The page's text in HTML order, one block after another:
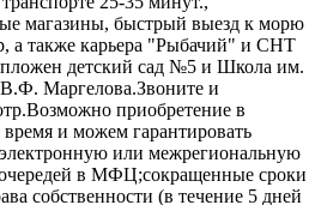
магазины, быстрый выезд к морю
а также карьера "Рыбачий" и СНТ
детский сад №5 и Школа им.
Маргелова.Звоните и
приобретение в
и можем гарантировать
или межрегиональную
в МФЦ;сокращенные сроки
собственности (в течение 5 дней